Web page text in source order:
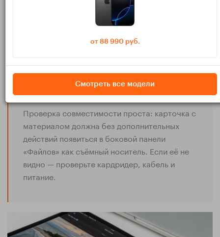
следите за надёжностью. Подобрать надёжные хабы и
аксессуары для Apple
Формат SD‑карты
Для карт 64 ГБ и больше используйте exFAT — это самый
совместимый вариант. Он корректно читается и камерой, и
Проверка совместимости проста: карточка с
материалом должна без дополнительных
действий появиться в боковой панели
«Файлов» как съёмный носитель. Если её не
видно — проверьте кардридер, кабель и
питание.
от 88 990 руб.
Смотреть все модели